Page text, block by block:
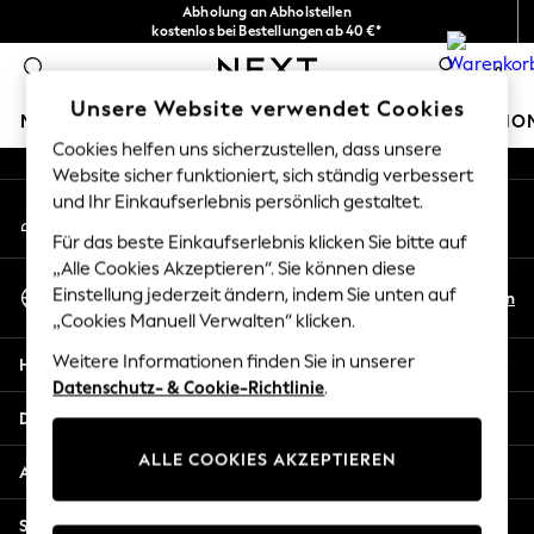
Abholung an Abholstellen
kostenlos bei Bestellungen ab 40 €*
Problemlose Rückgaben*
0
MÄDCHEN JUNGEN BABY DAMEN HERREN
HOLIDAY SHOP
Women's Holiday Shop
All Swimwear
All Beachwear
Bags & Accessories
Beach Dresses & Kaftans
Dresses
Flip Flops
Linen Collection
Sandals
Shorts
An error occurred on client
Unsere sozialen Netzwerke
Mein Konto
Melden Sie sich bei Ihrem Konto an
Sprache Auswählen
Deutsch
En
Hilfe
Datenschutz und Rechtliches
Abteilungen
Sonstige Dienstleistungen
Unsere Website verwendet Cookies
Cookies helfen uns sicherzustellen, dass unsere
Website sicher funktioniert, sich ständig verbessert
und Ihr Einkaufserlebnis persönlich gestaltet.
Für das beste Einkaufserlebnis klicken Sie bitte auf
„Alle Cookies Akzeptieren“. Sie können diese
Einstellung jederzeit ändern, indem Sie unten auf
„Cookies Manuell Verwalten“ klicken.
Weitere Informationen finden Sie in unserer
Datenschutz- & Cookie-Richtlinie.
ALLE COOKIES AKZEPTIEREN